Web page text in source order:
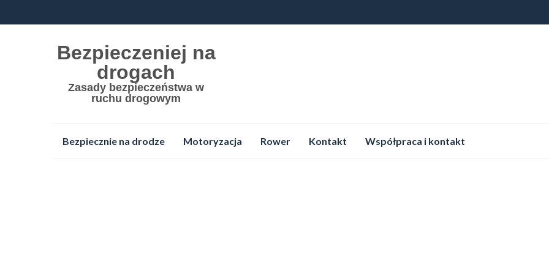
Bezpieczeniej na
drogach
Zasady bezpieczeństwa w
ruchu drogowym
Bezpiecznie na drodze Motoryzacja Rower Kontakt Współpraca i kontakt